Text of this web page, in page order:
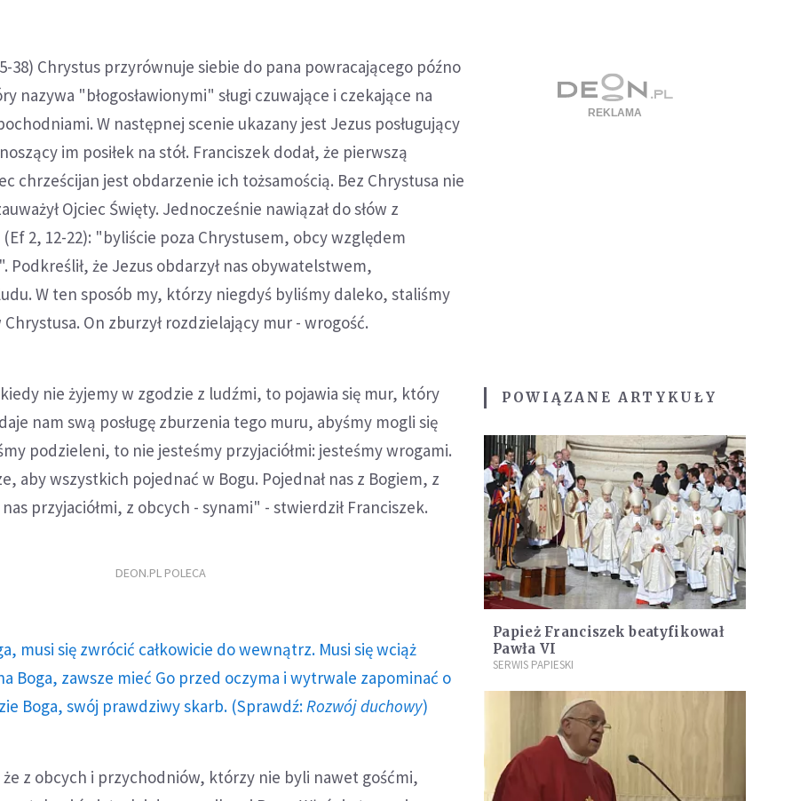
38) Chrystus przyrównuje siebie do pana powracającego późno
nazywa "błogosławionymi" sługi czuwające i czekające na
W następnej scenie ukazany jest Jezus posługujący
im posiłek na stół. Franciszek dodał, że pierwszą
chrześcijan jest obdarzenie ich tożsamością. Bez Chrystusa nie
Ojciec Święty. Jednocześnie nawiązał do słów z
2, 12-22): "byliście poza Chrystusem, obcy względem
Podkreślił, że Jezus obdarzył nas obywatelstwem,
W ten sposób my, którzy niegdyś byliśmy daleko, staliśmy
On zburzył rozdzielający mur - wrogość.
nie żyjemy w zgodzie z ludźmi, to pojawia się mur, który
nam swą posługę zburzenia tego muru, abyśmy mogli się
podzieleni, to nie jesteśmy przyjaciółmi: jesteśmy wrogami.
aby wszystkich pojednać w Bogu. Pojednał nas z Bogiem, z
nas przyjaciółmi, z obcych - synami" - stwierdził Franciszek.
DEON.PL POLECA
musi się zwrócić całkowicie do wewnątrz. Musi się wciąż
Boga, zawsze mieć Go przed oczyma i wytrwale zapominać o
Boga, swój prawdziwy skarb. (Sprawdź: Rozwój duchowy)
że z obcych i przychodniów, którzy nie byli nawet gośćmi,
POWIĄZANE ARTYKUŁY
Papież Franciszek beatyfikował
Pawła VI
SERWIS PAPIESKI